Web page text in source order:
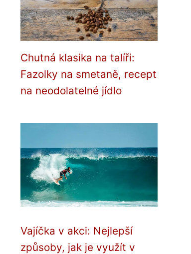
Chutná klasika na talíři:
Fazolky na smetaně, recept
na neodolatelné jídlo
Vajíčka v akci: Nejlepší
způsoby, jak je využít v